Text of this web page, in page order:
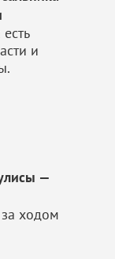
и
—
ходом